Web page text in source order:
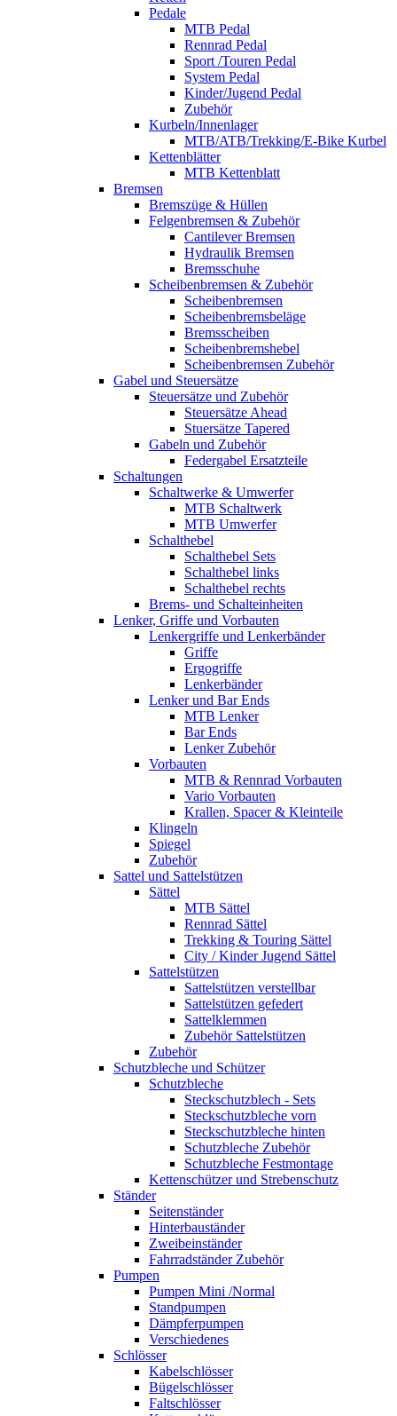
Pedale
MTB Pedal
Rennrad Pedal
Sport /Touren Pedal
System Pedal
Kinder/Jugend Pedal
Zubehör
Kurbeln/Innenlager
MTB/ATB/Trekking/E-Bike Kurbel
Kettenblätter
MTB Kettenblatt
Bremsen
Bremszüge & Hüllen
Felgenbremsen & Zubehör
Cantilever Bremsen
Hydraulik Bremsen
Bremsschuhe
Scheibenbremsen & Zubehör
Scheibenbremsen
Scheibenbremsbeläge
Bremsscheiben
Scheibenbremshebel
Scheibenbremsen Zubehör
Gabel und Steuersätze
Steuersätze und Zubehör
Steuersätze Ahead
Stuersätze Tapered
Gabeln und Zubehör
Federgabel Ersatzteile
Schaltungen
Schaltwerke & Umwerfer
MTB Schaltwerk
MTB Umwerfer
Schalthebel
Schalthebel Sets
Schalthebel links
Schalthebel rechts
Brems- und Schalteinheiten
Lenker, Griffe und Vorbauten
Lenkergriffe und Lenkerbänder
Griffe
Ergogriffe
Lenkerbänder
Lenker und Bar Ends
MTB Lenker
Bar Ends
Lenker Zubehör
Vorbauten
MTB & Rennrad Vorbauten
Vario Vorbauten
Krallen, Spacer & Kleinteile
Klingeln
Spiegel
Zubehör
Sattel und Sattelstützen
Sättel
MTB Sättel
Rennrad Sättel
Trekking & Touring Sättel
City / Kinder Jugend Sättel
Sattelstützen
Sattelstützen verstellbar
Sattelstützen gefedert
Sattelklemmen
Zubehör Sattelstützen
Zubehör
Schutzbleche und Schützer
Schutzbleche
Steckschutzblech - Sets
Steckschutzbleche vorn
Steckschutzbleche hinten
Schutzbleche Zubehör
Schutzbleche Festmontage
Kettenschützer und Strebenschutz
Ständer
Seitenständer
Hinterbauständer
Zweibeinständer
Fahrradständer Zubehör
Pumpen
Pumpen Mini /Normal
Standpumpen
Dämpferpumpen
Verschiedenes
Schlösser
Kabelschlösser
Bügelschlösser
Faltschlösser